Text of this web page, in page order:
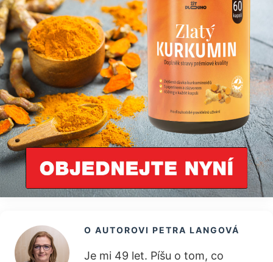
O AUTOROVI PETRA LANGOVÁ
Je mi 49 let. Píšu o tom, co